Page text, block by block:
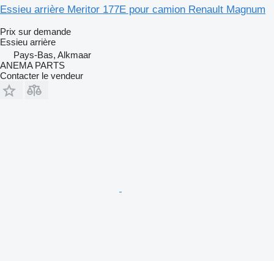
Essieu arrière Meritor 177E pour camion Renault Magnum
Prix sur demande
Essieu arrière
Pays-Bas, Alkmaar
ANEMA PARTS
Contacter le vendeur